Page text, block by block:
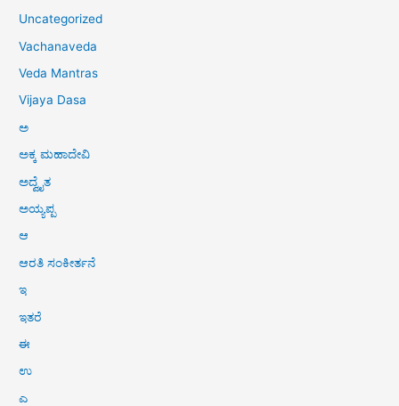
Uncategorized
Vachanaveda
Veda Mantras
Vijaya Dasa
ಅ
ಅಕ್ಕ ಮಹಾದೇವಿ
ಅದ್ವೈತ
ಅಯ್ಯಪ್ಪ
ಆ
ಆರತಿ ಸಂಕೀರ್ತನೆ
ಇ
ಇತರೆ
ಈ
ಉ
ಎ